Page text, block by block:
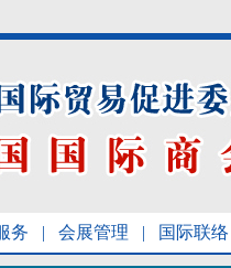
务 | 会展管理 | 国际联络